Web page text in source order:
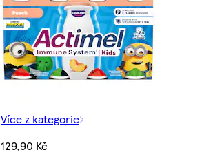
Více z kategorie
129,90 Kč